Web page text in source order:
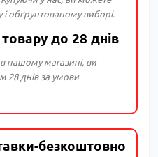
обґрунтованому виборі.
до 28 днів
нашому магазині, ви
28 днів за умови
безкоштовно